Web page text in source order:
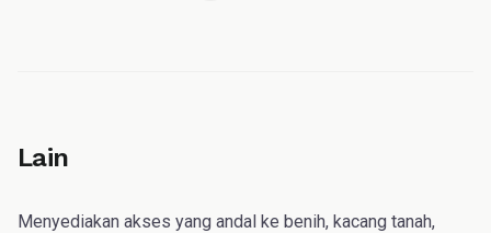
Lain
Menyediakan akses yang andal ke benih, kacang tanah,